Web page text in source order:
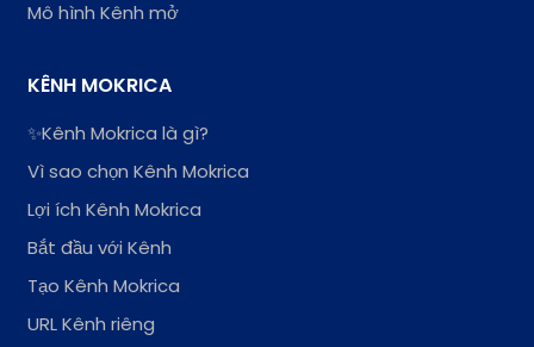
Mô hình Kênh mở
KÊNH MOKRICA
✨Kênh Mokrica là gì?
Vì sao chọn Kênh Mokrica
Lợi ích Kênh Mokrica
Bắt đầu với Kênh
Tạo Kênh Mokrica
URL Kênh riêng